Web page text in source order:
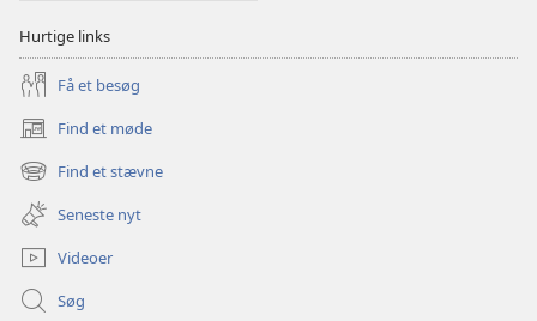
Hurtige links
Få et besøg
Find et møde
(åbner
nyt
vindue)
Find et stævne
(åbner
nyt
vindue)
Seneste nyt
Videoer
Søg